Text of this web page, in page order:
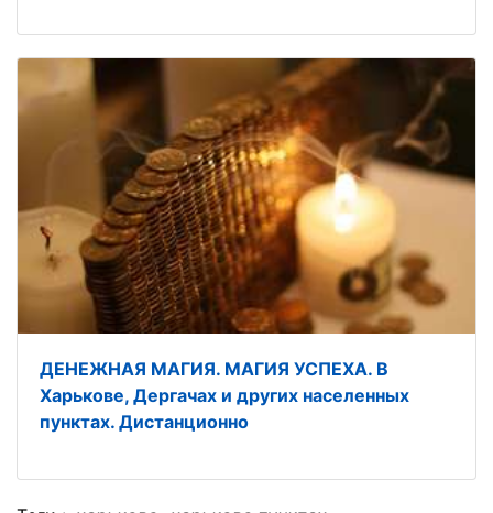
ДЕНЕЖНАЯ МАГИЯ. МАГИЯ УСПЕХА. В
Харькове, Дергачах и других населенных
пунктах. Дистанционно